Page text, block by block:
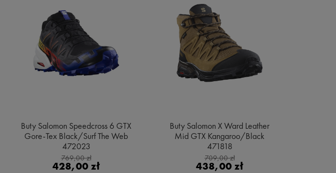
Buty Salomon Speedcross 6 GTX
Gore-Tex Black/Surf The Web
472023
769,00 zł
428,00 zł
Buty Salomon X Ward Leather
Mid GTX Kangaroo/Black
471818
709,00 zł
438,00 zł